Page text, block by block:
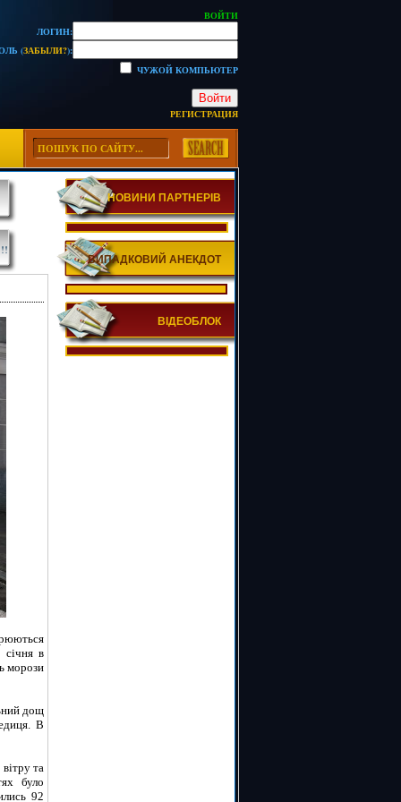
ВОЙТИ
ЛОГИН:
(ЗАБЫЛИ?):
ЧУЖОЙ КОМПЬЮТЕР
Войти
РЕГИСТРАЦИЯ
січня в
морози
дощ
В
та
було
92
НОВИНИ ПАРТНЕРІВ
ВИПАДКОВИЙ АНЕКДОТ
ВІДЕОБЛОК